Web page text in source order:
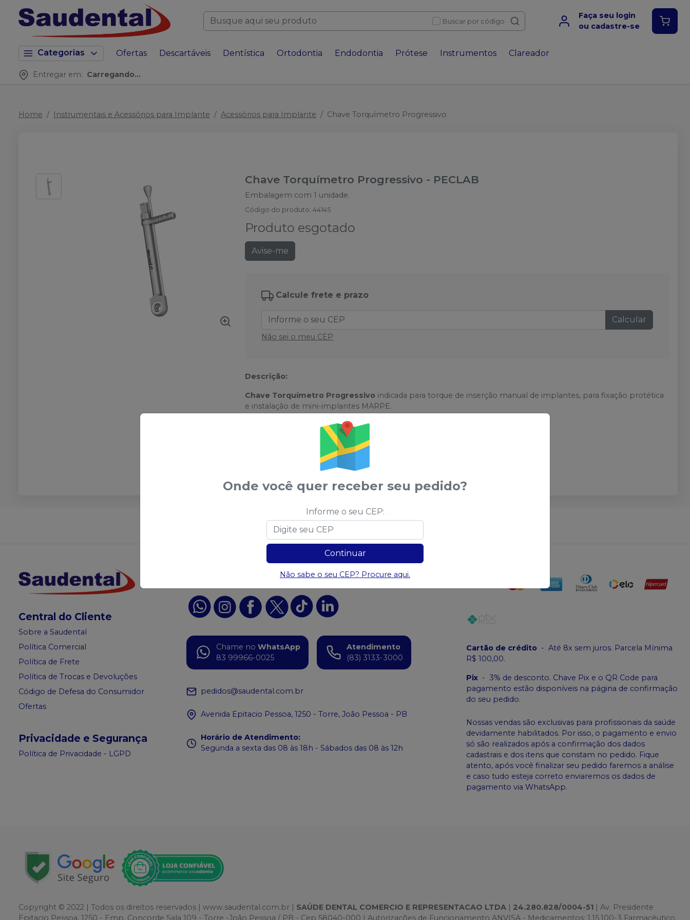
Buscar por código
Faça seu login
ou cadastre-se
Categorias Ofertas Descartáveis Dentística Ortodontia Endodontia Prótese Instrumentos Clareador
Entregar em: Carregando...
Home Instrumentais e Acessórios para Implante Acessórios para Implante Chave Torquímetro Progressivo
Chave Torquímetro Progressivo - PECLAB
Embalagem com 1 unidade.
Código do produto:44145
Produto esgotado
Avise-me
Calcule frete e prazo
Calcular
Não sei o meu CEP
Descrição:
Chave Torquímetro Progressivo indicada para torque de inserção manual de implantes, para fixação protética
e instalação de mini-implantes MARPE.
Encaixe padrão quadrado;
Torque progressivo 10 a 70N.cm;
Não achou algum produto? Sugira para a Saudental
Central do Cliente
Sobre a Saudental
Política Comercial
Política de Frete
Política de Trocas e Devoluções
Código de Defesa do Consumidor
Ofertas
Privacidade e Segurança
Política de Privacidade - LGPD
Chame no WhatsApp
83 99966-0025
Atendimento
(83) 3133-3000
pedidos@saudental.com.br
Avenida Epitacio Pessoa, 1250 - Torre, João Pessoa - PB
Horário de Atendimento:
Segunda a sexta das 08 às 18h - Sábados das 08 às 12h
Cartão de crédito - Até 8x sem juros. Parcela Mínima
R$ 100,00.
Pix - 3% de desconto. Chave Pix e o QR Code para
pagamento estão disponíveis na página de confirmação
do seu pedido.
Nossas vendas são exclusivas para profissionais da saúde
devidamente habilitados. Por isso, o pagamento e envio
só são realizados após a confirmação dos dados
cadastrais e dos itens que constam no pedido. Fique
atento, após você finalizar seu pedido faremos a análise
e caso tudo esteja correto enviaremos os dados de
pagamento via WhatsApp.
Copyright © 2022 | Todos os direitos reservados | www.saudental.com.br | SAÚDE DENTAL COMERCIO E REPRESENTACAO LTDA 24.280.828/0004-51 | Av. Presidente
Epitacio Pessoa, 1250 - Emp. Concorde Sala 109 - Torre -João Pessoa / PB - Cep 58040-000 | Autorizações de Funcionamento ANVISA - Medicamentos: 1.15.100-3 Farmacêutico
Onde você quer receber seu pedido?
Informe o seu CEP:
Continuar
Não sabe o seu CEP? Procure aqui.